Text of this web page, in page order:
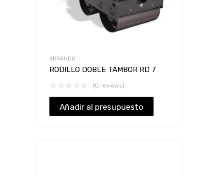
ARRIENDO
RODILLO DOBLE TAMBOR RD 7
(0 reviews)
Añadir al presupuesto